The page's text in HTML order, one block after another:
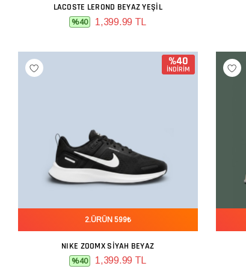
SEPETE EKLE
LACOSTE LEROND BEYAZ YEŞIL
%40 1,399.99 TL
%40
İNDİRİM
2.ÜRÜN 599₺
SEPETE EKLE
NIKE ZOOMX SIYAH BEYAZ
%40 1,399.99 TL